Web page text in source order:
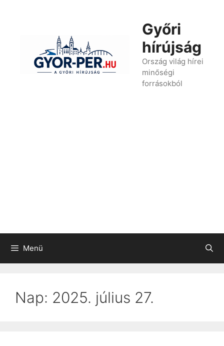
Győri
hírújság
Ország világ hírei
minőségi
forrásokból
Menü
Nap: 2025. július 27.